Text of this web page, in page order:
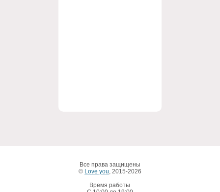
Все права защищены
© Love you, 2015-2026
Время работы